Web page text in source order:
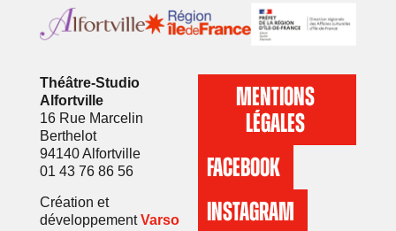
Théâtre-Studio
Alfortville
16 Rue Marcelin
Berthelot
94140 Alfortville
01 43 76 86 56
Création et
développementVarso
MENTIONS
LÉGALES
FACEBOOK
INSTAGRAM